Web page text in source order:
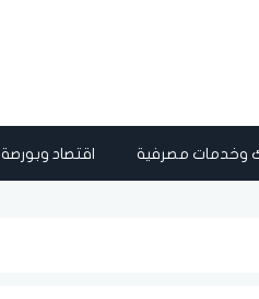
وخدمات مصرفية اقتصاد وبورصة